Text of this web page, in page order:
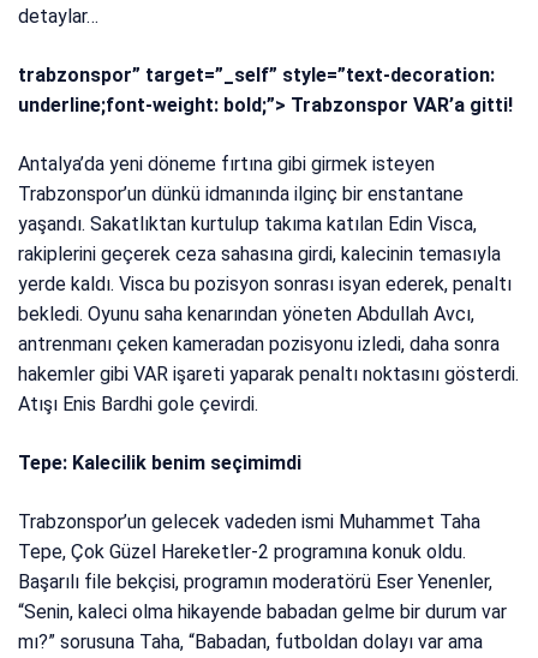
detaylar…
trabzonspor” target=”_self” style=”text-decoration:
underline;font-weight: bold;”> Trabzonspor VAR’a gitti!
Antalya’da yeni döneme fırtına gibi girmek isteyen
Trabzonspor’un dünkü idmanında ilginç bir enstantane
yaşandı. Sakatlıktan kurtulup takıma katılan Edin Visca,
rakiplerini geçerek ceza sahasına girdi, kalecinin temasıyla
yerde kaldı. Visca bu pozisyon sonrası isyan ederek, penaltı
bekledi. Oyunu saha kenarından yöneten Abdullah Avcı,
antrenmanı çeken kameradan pozisyonu izledi, daha sonra
hakemler gibi VAR işareti yaparak penaltı noktasını gösterdi.
Atışı Enis Bardhi gole çevirdi.
Tepe: Kalecilik benim seçimimdi
Trabzonspor’un gelecek vadeden ismi Muhammet Taha
Tepe, Çok Güzel Hareketler-2 programına konuk oldu.
Başarılı file bekçisi, programın moderatörü Eser Yenenler,
“Senin, kaleci olma hikayende babadan gelme bir durum var
mı?” sorusuna Taha, “Babadan, futboldan dolayı var ama